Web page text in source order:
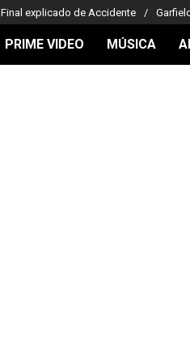
Final explicado de Accidente
PRIME VIDEO MÚSICA